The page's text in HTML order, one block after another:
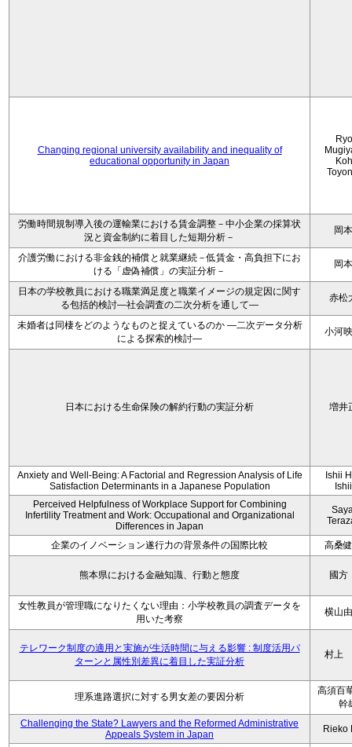
Changing regional university availability and inequality of
educational opportunity in Japan
労働時間規制導入後の運輸業における賃金調整－中小企業の採算状
況と資金制約に着目した短期分析－
岡
介護労働における非金銭的補償と就業継続－低賃金・高負担下にお
ける「虚偽補償」の実証分析－
岡
日本の学校教員における職業満足度と職業イメージの規定因に関す
る包括的検討―社会調査の二次分析を通して―
赤松
未婚者は同棲をどのようなものと捉えているのか —二次データ分析
による探索的検討—
小河
日本における生命保険の解約行動の実証分析 増井
Anxiety and Well-Being: A Factorial and Regression Analysis of Life
Satisfaction Determinants in a Japanese Population
Ishii
Perceived Helpfulness of Workplace Support for Combining
Infertility Treatment and Work: Occupational and Organizational
Differences in Japan
企業のイノベーション遂行力の背景条件の国際比較 高桑
熊本県における金融知識、行動と態度 國
女性教員が管理職になりたくない理由：小学校教員の調査データを
用いた考察
横山
テレワーク制度の適用と実施が生活時間に与える影響 : 制度活用パ
ターンと属性別差異に着目した実証分析
村上
理系進路選択に対する男女差の要因分析
高須百
幹
Challenging the State? Lawyers and the Reformed Administrative
Appeals System in Japan
Rieko